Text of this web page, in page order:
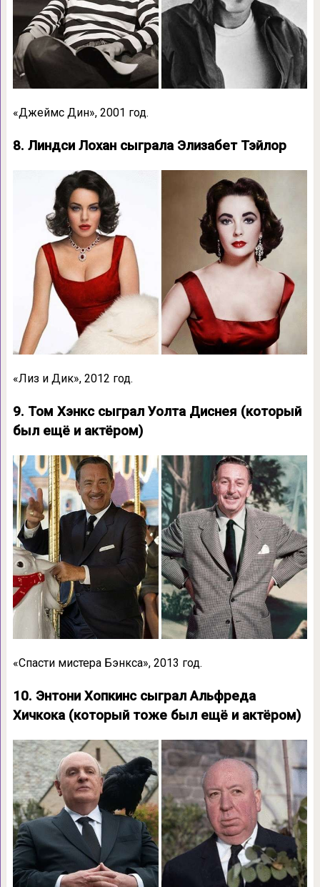
«Джеймс Дин», 2001 год.
8. Линдси Лохан сыграла Элизабет Тэйлор
«Лиз и Дик», 2012 год.
9. Том Хэнкс сыграл Уолта Диснея (который
был ещё и актёром)
«Спасти мистера Бэнкса», 2013 год.
10. Энтони Хопкинс сыграл Альфреда
Хичкока (который тоже был ещё и актёром)